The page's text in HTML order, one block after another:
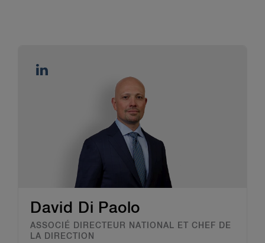
David Di Paolo
ASSOCIÉ DIRECTEUR NATIONAL ET CHEF DE
LA DIRECTION